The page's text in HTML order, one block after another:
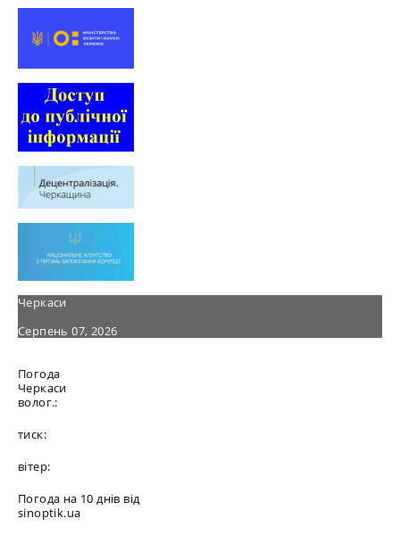
Черкаси
Серпень 07, 2026
Погода
Черкаси
волог.:
тиск:
вітер:
Погода на 10 днів від
sinoptik.ua